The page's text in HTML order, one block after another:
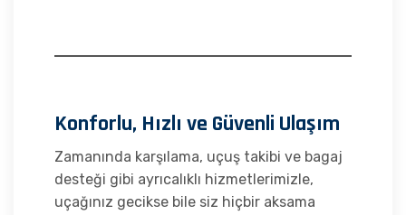
Konforlu, Hızlı ve Güvenli Ulaşım
Zamanında karşılama, uçuş takibi ve bagaj
desteği gibi ayrıcalıklı hizmetlerimizle,
uçağınız gecikse bile siz hiçbir aksama